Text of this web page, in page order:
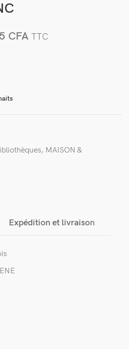
CFA TTC
, MAISON &
Expédition et livraison